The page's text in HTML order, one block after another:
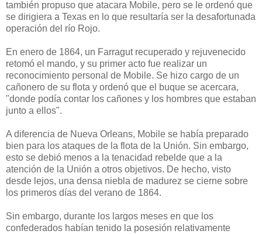
también propuso que atacara Mobile, pero se le ordenó que
se dirigiera a Texas en lo que resultaría ser la desafortunada
operación del río Rojo.
En enero de 1864, un Farragut recuperado y rejuvenecido
retomó el mando, y su primer acto fue realizar un
reconocimiento personal de Mobile. Se hizo cargo de un
cañonero de su flota y ordenó que el buque se acercara,
"donde podía contar los cañones y los hombres que estaban
junto a ellos".
A diferencia de Nueva Orleans, Mobile se había preparado
bien para los ataques de la flota de la Unión. Sin embargo,
esto se debió menos a la tenacidad rebelde que a la
atención de la Unión a otros objetivos. De hecho, visto
desde lejos, una densa niebla de madurez se cierne sobre
los primeros días del verano de 1864.
Sin embargo, durante los largos meses en que los
confederados habían tenido la posesión relativamente